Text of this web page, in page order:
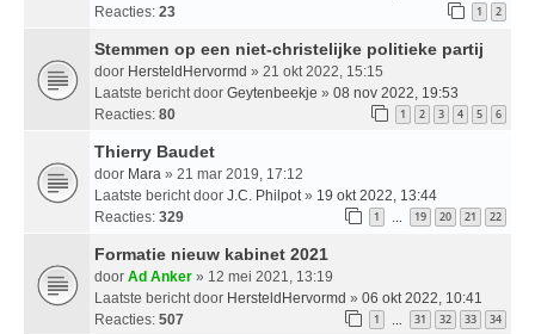
Reacties: 23 1 2
Stemmen op een niet-christelijke politieke partij
door HersteldHervormd » 21 okt 2022, 15:15
Laatste bericht door Geytenbeekje » 08 nov 2022, 19:53
Reacties: 80 1 2 3 4 5 6
Thierry Baudet
door Mara » 21 mar 2019, 17:12
Laatste bericht door J.C. Philpot » 19 okt 2022, 13:44
Reacties: 329 1 … 19 20 21 22
Formatie nieuw kabinet 2021
door Ad Anker » 12 mei 2021, 13:19
Laatste bericht door HersteldHervormd » 06 okt 2022, 10:41
Reacties: 507 1 … 31 32 33 34